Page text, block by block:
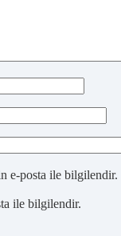
e-posta ile bilgilendir.
ile bilgilendir.